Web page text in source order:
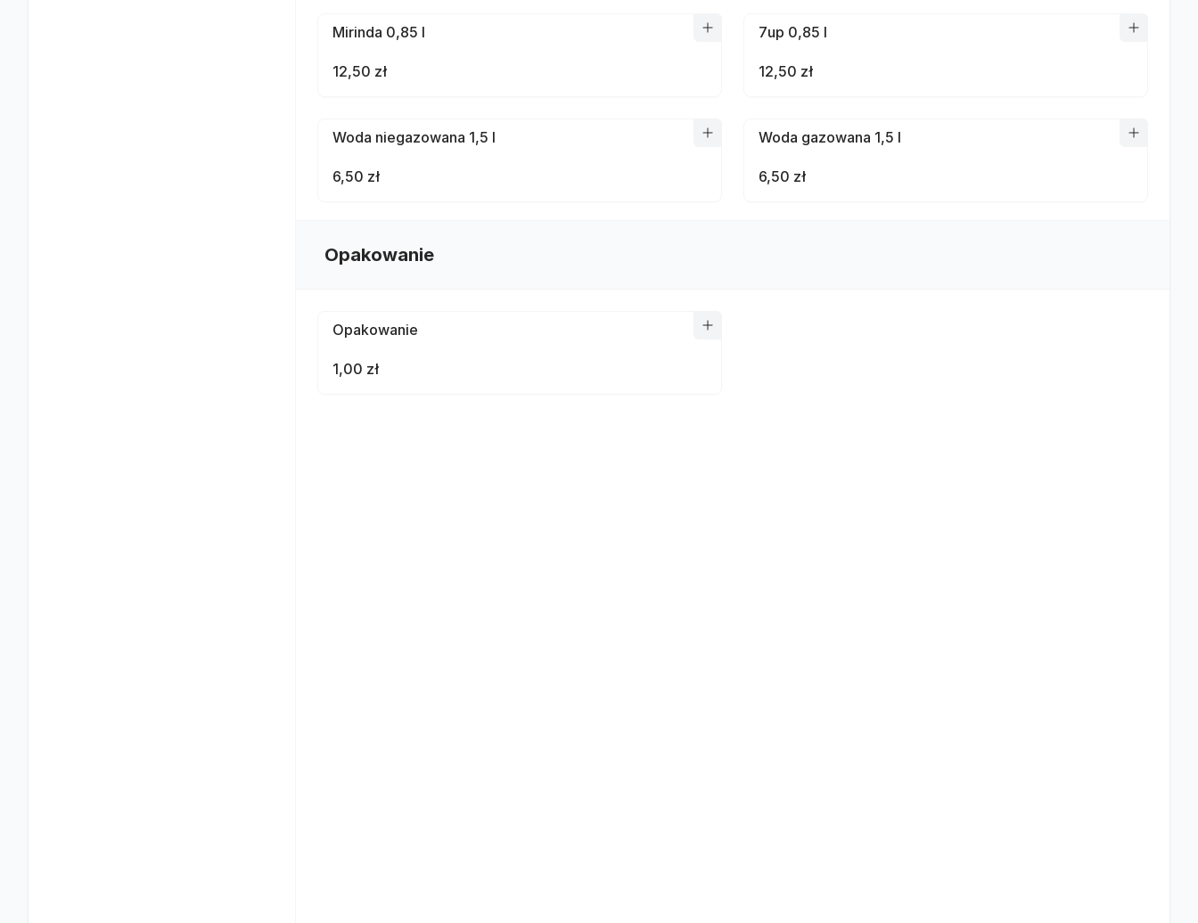
Mirinda 0,85 l
12,50 zł
7up 0,85 l
12,50 zł
Woda niegazowana 1,5 l
6,50 zł
Woda gazowana 1,5 l
6,50 zł
Opakowanie
Opakowanie
1,00 zł